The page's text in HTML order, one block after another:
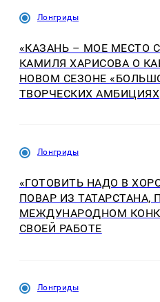
Лонгриды
«КАЗАНЬ – МОЕ МЕСТО
КАМИЛЯ ХАРИСОВА О
НОВОМ СЕЗОНЕ
ТВОРЧЕСКИХ АМБИЦИЯХ
Лонгриды
«ГОТОВИТЬ НАДО В
ПОВАР ИЗ ТАТАРСТАНА,
МЕЖДУНАРОДНОМ
СВОЕЙ РАБОТЕ
Лонгриды